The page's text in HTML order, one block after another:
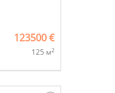
123500 €
125 м2